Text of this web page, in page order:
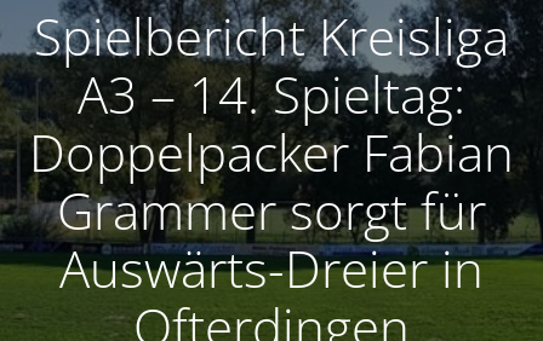
Spielbericht Kreisliga
A3 – 14. Spieltag:
Doppelpacker Fabian
Grammer sorgt für
Auswärts-Dreier in
Ofterdingen